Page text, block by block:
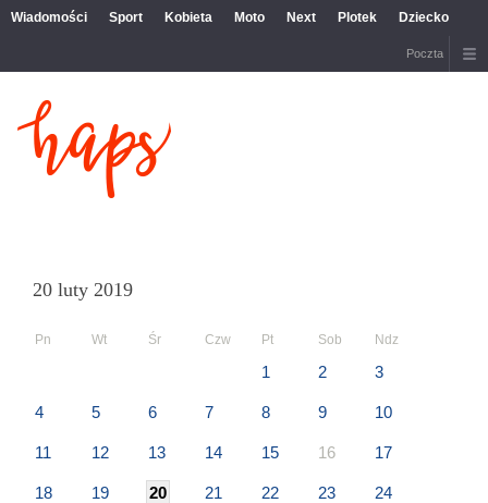
Wiadomości Sport Kobieta Moto Next Plotek Dziecko
Poczta
20 luty 2019
Pn Wt Śr Czw Pt Sob Ndz
1 2 3
4 5 6 7 8 9 10
11 12 13 14 15 16 17
18 19 20 21 22 23 24